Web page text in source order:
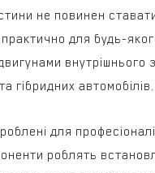
не повинен
для будь-
двигунами
гібридних автомобілів.
для
роблять